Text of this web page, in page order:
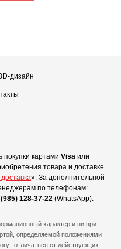
дизайн
картами Visa или
товара и доставке
». За дополнительной
по телефонам:
128-37-22 (WhatsApp).
характер и ни при
определяемой положениями
отличаться от действующих.